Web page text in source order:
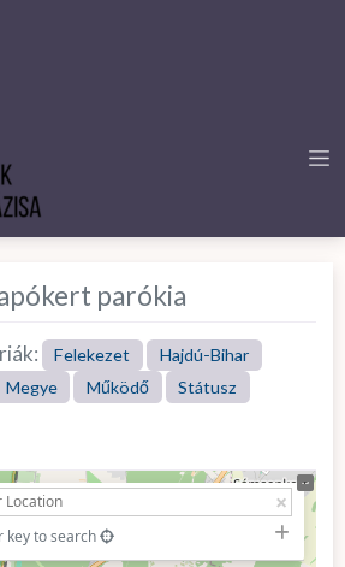
parókia
Felekezet
Hajdú-Bihar
Megye Működő Státusz
key to search